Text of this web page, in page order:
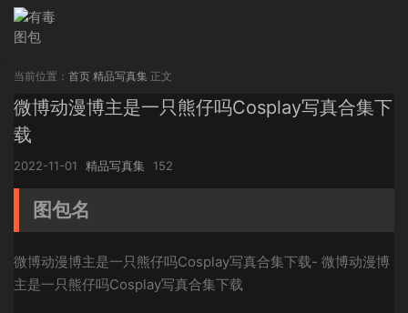
当前位置： 首页 精品写真集 正文
微博动漫博主是一只熊仔吗Cosplay写真合集下
载
2022-11-01 精品写真集 152
图包名
微博动漫博主是一只熊仔吗Cosplay写真合集下载- 微博动漫博
主是一只熊仔吗Cosplay写真合集下载